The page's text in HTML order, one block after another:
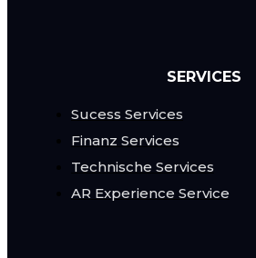
SERVICES
Sucess Services
Finanz Services
Technische Services
AR Experience Service